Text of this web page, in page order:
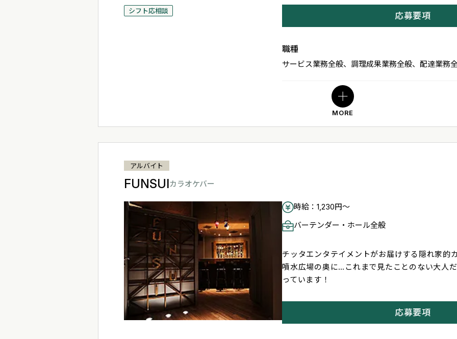
MORE
シフト応相談
応募要項
職種
サービス業務全般、調理成果業務全般、配達業務
アルバイト・パート
勤務時間
給与・時給
時給 1,230円～
待遇
【福利厚生】
●待遇 土日手当＋100円 まかない1食100円
アルバイト
FUNSUIカラオケバー
時給：1,230円～
バーテンダー・ホール全般
チッタエンタテイメントがお届けする隠れ家的
噴水広場の奥に…これまで見たことのない大人
っています！
応募要項